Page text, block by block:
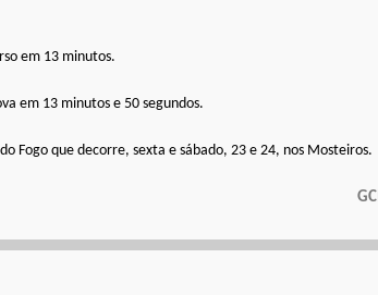
em 13 minutos.
em 13 minutos e 50 segundos.
Fogo que decorre, sexta e sábado, 23 e 24, nos Mosteiros.
GCI